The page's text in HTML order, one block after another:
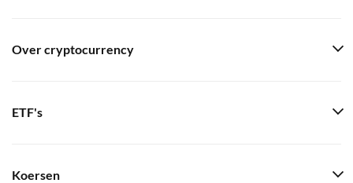
Over cryptocurrency
ETF's
Koersen